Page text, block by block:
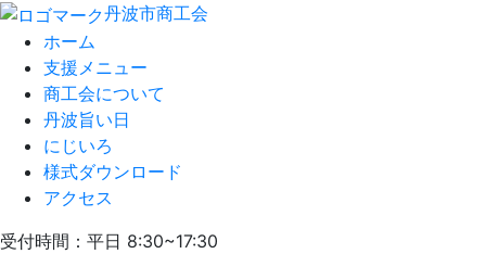
丹波市商工会
ホーム
支援メニュー
商工会について
丹波旨い日
にじいろ
様式ダウンロード
アクセス
受付時間：平日 8:30~17:30